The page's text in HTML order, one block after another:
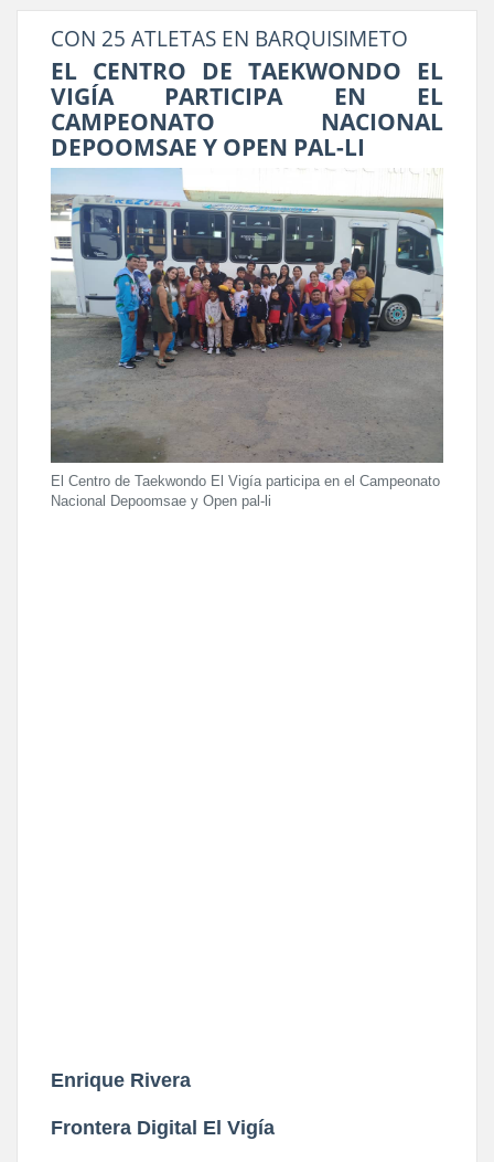
CON 25 ATLETAS EN BARQUISIMETO
EL CENTRO DE TAEKWONDO EL
VIGÍA PARTICIPA EN EL
CAMPEONATO NACIONAL
DEPOOMSAE Y OPEN PAL-LI
El Centro de Taekwondo El Vigía participa en el Campeonato
Nacional Depoomsae y Open pal-li
Enrique Rivera
Frontera Digital El Vigía